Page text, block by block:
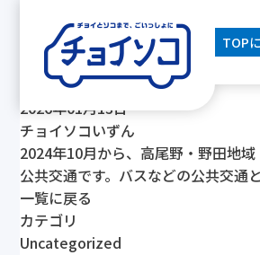
TOP
2026年01月13日
チョイソコいずん
2024年10月から、高尾野・野田地
公共交通です。バスなどの公共交通
一覧に戻る
カテゴリ
Uncategorized